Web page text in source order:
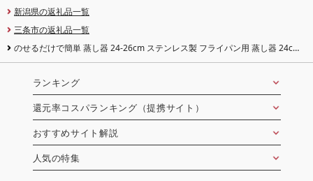
新潟県の返礼品一覧
三条市の返礼品一覧
のせるだけで簡単 蒸し器 24-26cm ステンレス製 フライパン用 蒸し器 24cm
ランキング
還元率コスパランキング（提携サイト）
おすすめサイト解説
人気の特集